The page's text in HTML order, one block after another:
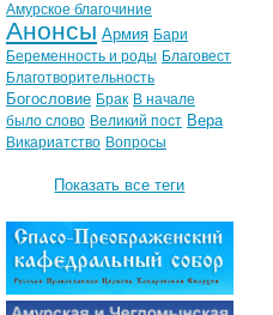
Амурское благочиние
Анонсы Армия Бари
Беременность и роды Благовест
Благотворительность
Богословие Брак В начале
было слово Великий пост Вера
Викариатство Вопросы
Показать все теги